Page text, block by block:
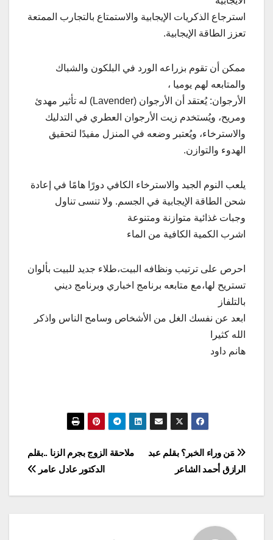
استرجاع الذكريات الإيجابية والاستمتاع بالتجارب الممتعة
تعزز الطاقة الإيجابية.
ممكن أن تقوم بزراعه الورد في البلكون والشباك
والمتابعه لهم يوميا ،
الأرجوان: يُعتقد أن الأرجوان (Lavender) له تأثير مهدئ
ومريح، ويُستخدم زيت الأرجوان العطري في التدليك
والاسترخاء، ويُعتبر وضعه في المنزل مفيدًا لتحقيق
الهدوء والتوازن.
يلعب النوم الجيد والاسترخاء الكافي دورًا هامًا في إعادة
شحن الطاقة الإيجابية في الجسم. ولا تنسى تناول
وجبات غذائية متوازنة ومتنوعة
اشرب الكمية الكافية من الماء
احرص على ترتيب ونظافه البيت،طلاء جديد للبيت بألوان
تستريح لها،مع متابعه برنامج اخباري وبرنامج ديني
بالتلفاز
ابعد عن نفسك الغل من الأشخاص وسامح الناس واذكر
الله كثيرا
هانم داود
تصفّح
المقالات
ملاحقة الزوج بجرم الزنا ..بقلم
الدكتور عادل عامر
مَن وراء الخبر؟ بقلم عبد
الرازق أحمد الشاعر